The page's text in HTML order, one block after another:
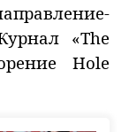
«The
Hole